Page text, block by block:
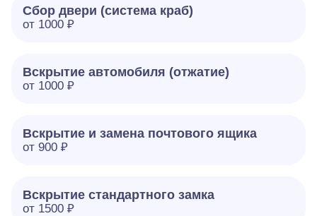
Сбор двери (система краб)
от 1000 ₽
Вскрытие автомобиля (отжатие)
от 1000 ₽
Вскрытие и замена почтового ящика
от 900 ₽
Вскрытие стандартного замка
от 1500 ₽